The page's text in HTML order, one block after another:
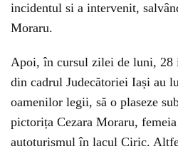
incidentul si a intervenit,
Moraru.
Apoi, în cursul zilei de luni, 28
din cadrul Judecătoriei Iași au
oamenilor legii, să o plaseze
pictorița Cezara Moraru,
autoturismul în lacul Ciric.